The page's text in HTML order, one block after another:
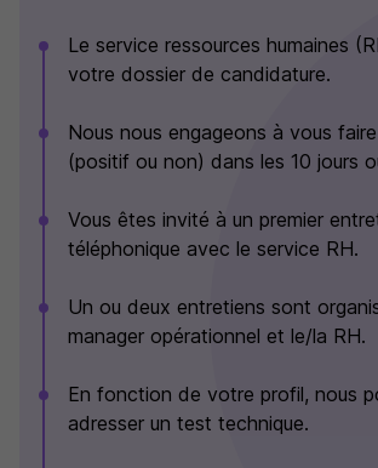
Le service ressources humaines
votre dossier de candidature.
Nous nous engageons à vous
(positif ou non) dans les 10 jours
Vous êtes invité à un premier
téléphonique avec le service RH.
Un ou deux entretiens sont
manager opérationnel et le/la RH.
En fonction de votre profil, nous
adresser un test technique.